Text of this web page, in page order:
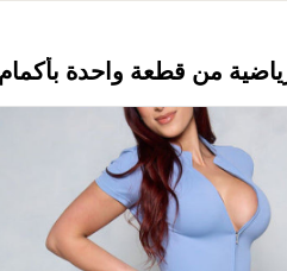
من قطعة واحدة